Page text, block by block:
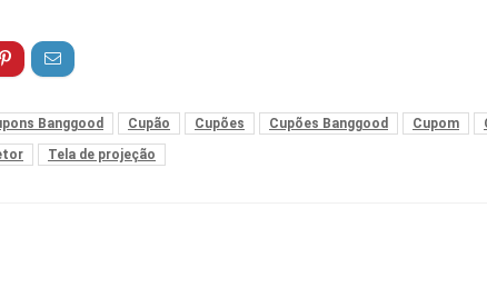
Banggood Cupão Cupões Cupões Banggood Cupom
Tela de projeção